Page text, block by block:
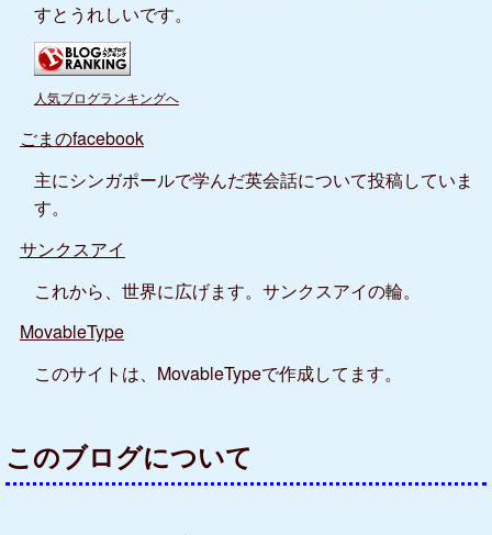
すとうれしいです。
人気ブログランキングへ
ごまのfacebook
主にシンガポールで学んだ英会話について投稿していま
す。
サンクスアイ
これから、世界に広げます。サンクスアイの輪。
MovableType
このサイトは、MovableTypeで作成してます。
このブログについて